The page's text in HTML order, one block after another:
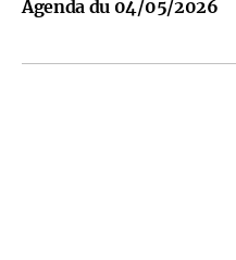
Agenda du 04/05/2026